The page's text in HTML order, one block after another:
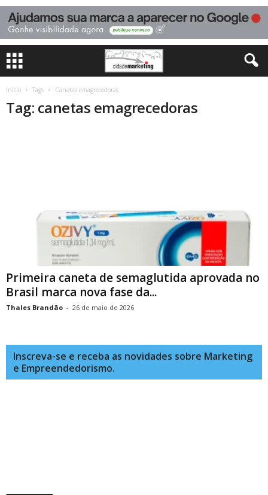
Início Tags Canetas emagrecedoras
Tag: canetas emagrecedoras
Primeira caneta de semaglutida aprovada no
Brasil marca nova fase da...
Thales Brandão - 26 de maio de 2026
Inscreva-se e receba as novidades sobre Marketing
e Empreendedorismo.